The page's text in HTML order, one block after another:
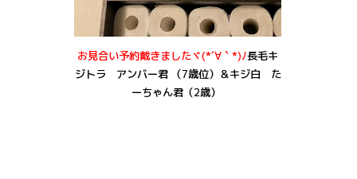
お見合い予約戴きましたヾ(*´∀｀*)ﾉ長毛キ
ジトラ アンバー君 （7歳位）＆キジ白 た
ーちゃん君（2歳）